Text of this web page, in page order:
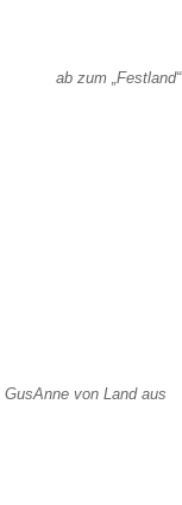
ab zum „Festland“
von Land aus